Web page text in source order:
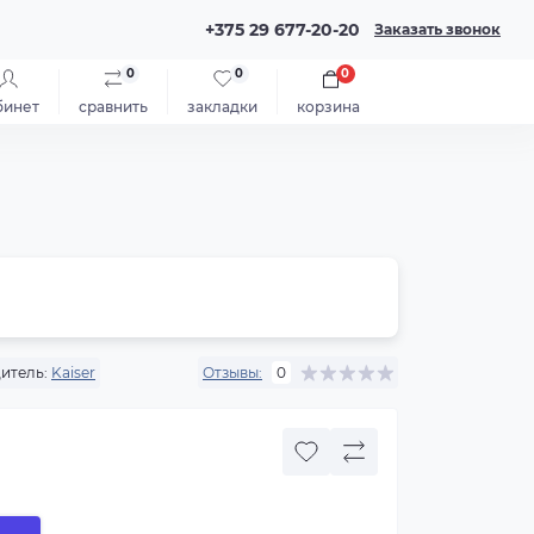
+375 29 677-20-20 Заказать звонок
сравнить
0
закладки
0
корзина
0
Kaiser Отзывы: 0